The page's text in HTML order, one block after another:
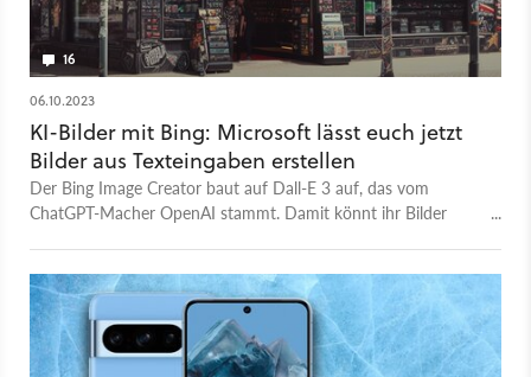
16
06.10.2023
KI-Bilder mit Bing: Microsoft lässt euch jetzt
Bilder aus Texteingaben erstellen
Der Bing Image Creator baut auf Dall-E 3 auf, das vom
ChatGPT-Macher OpenAI stammt. Damit könnt ihr Bilder